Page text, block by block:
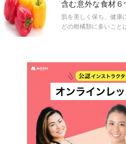
わせて見ていきましょ
含む意外な食材６
肌を美しく保ち、健康
どの柑橘類に多いこと